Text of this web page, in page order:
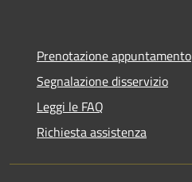
Prenotazione appuntamento
Segnalazione disservizio
Leggi le FAQ
Richiesta assistenza